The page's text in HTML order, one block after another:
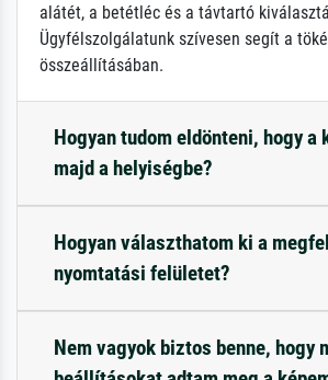
alátét, a betétléc és a távtartó
Ügyfélszolgálatunk szívesen segít a
összeállításában.
Hogyan tudom eldönteni, hogy
majd a helyiségbe?
Hogyan választhatom ki a
nyomtatási felületet?
Nem vagyok biztos benne, hogy